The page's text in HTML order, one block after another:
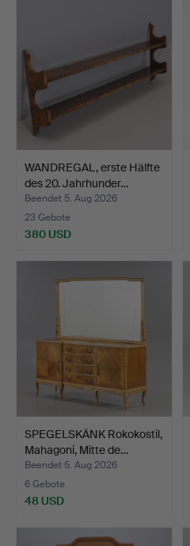
WANDREGAL, erste Hälfte
des 20. Jahrhunder…
Beendet 5. Aug 2026
23 Gebote
380 USD
SPEGELSKÄNK Rokokostil,
Mahagoni, Mitte de…
Beendet 5. Aug 2026
6 Gebote
48 USD